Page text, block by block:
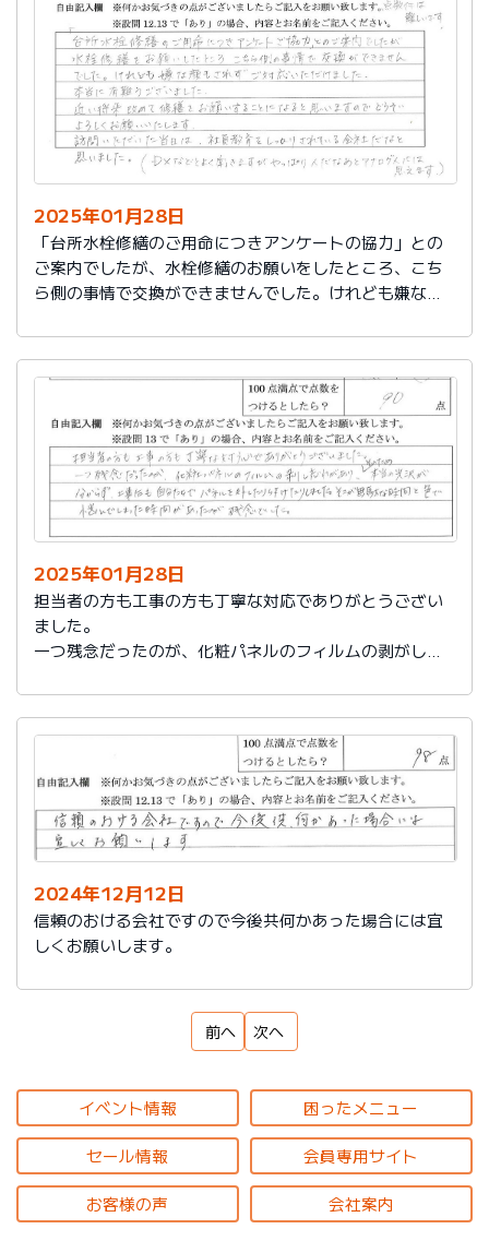
切に使う事が出来ました。新しいコンロも長～くきれい
に使いたいです。杉山さん、ありがとうございました。
又、何かあった時はよろしくお願いしますネ
2025年01月28日
「台所水栓修繕のご用命につきアンケートの協力」との
ご案内でしたが、水栓修繕のお願いをしたところ、こち
ら側の事情で交換ができませんでした。けれども嫌な顔
本当に有難うございました。
近い将来、改めて修繕をお願いすることになると思いま
すので、どうぞよろしくお願いいたします。
訪問いただいた当日は、社員教育をしっかりされている
会社だなと思いました。（DXなどとよく聞きますが、や
っぱり人だなぁとアナログ人には思えます）
2025年01月28日
担当者の方も工事の方も丁寧な対応でありがとうござい
ました。
一つ残念だったのが、化粧パネルのフィルムの剥がし忘
分たちでパネルを外したり付けたりしました。そこが無
駄な時間と色で悩んでしまった時間があったのが残念で
2024年12月12日
信頼のおける会社ですので今後共何かあった場合には宜
しくお願いします。
前へ 次へ
イベント情報 困ったメニュー
セール情報 会員専用サイト
お客様の声 会社案内